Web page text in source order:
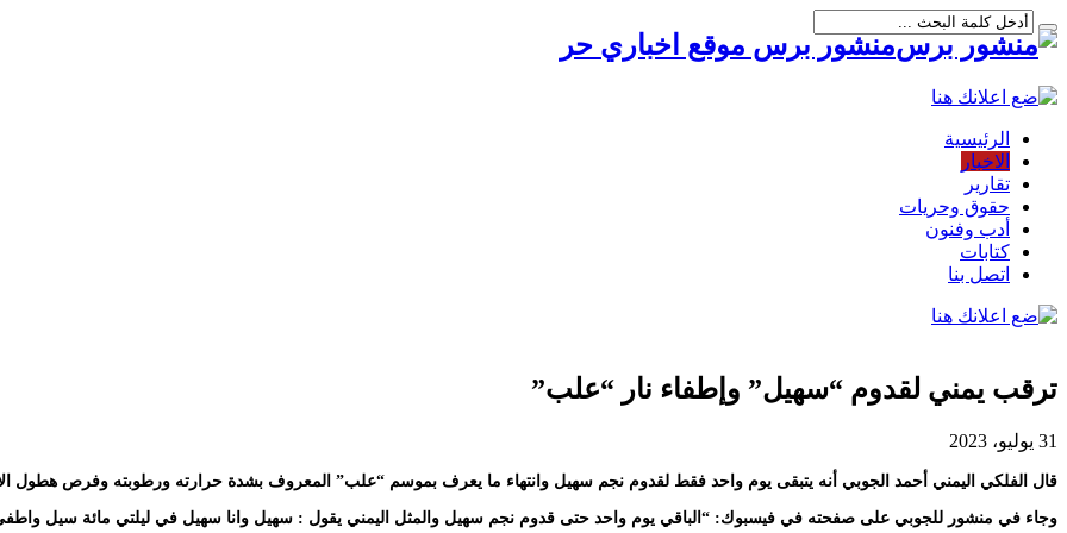
منشور برس موقع اخباري حر
الرئيسية
الاخبار
تقارير
حقوق وحريات
أدب وفنون
كتابات
اتصل بنا
ترقب يمني لقدوم “سهيل” وإطفاء نار “علب”
31 يوليو، 2023
قال الفلكي اليمني أحمد الجوبي أنه يتبقى يوم واحد فقط لقدوم نجم سهيل وانتهاء ما يعرف بموسم “علب” المعروف بشدة حرارته ورطوبته وفرص هطول
وجاء في منشور للجوبي على صفحته في فيسبوك: “الباقي يوم واحد حتى قدوم نجم سهيل والمثل اليمني يقول : سهيل وانا سهيل في ليلتي مائة سيل